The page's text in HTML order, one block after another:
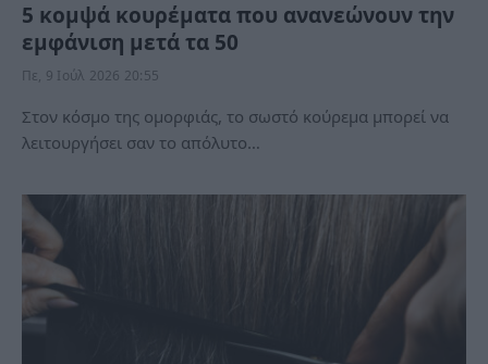
5 κομψά κουρέματα που ανανεώνουν την
εμφάνιση μετά τα 50
Πε, 9 Ιούλ 2026 20:55
Στον κόσμο της ομορφιάς, το σωστό κούρεμα μπορεί να
λειτουργήσει σαν το απόλυτο…